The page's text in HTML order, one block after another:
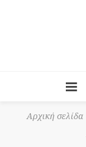
Αρχική σελίδα